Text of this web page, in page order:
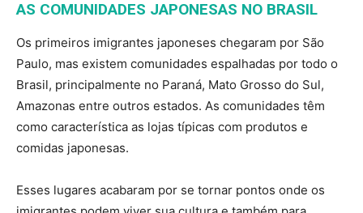
AS COMUNIDADES JAPONESAS NO BRASIL
Os primeiros imigrantes japoneses chegaram por São
Paulo, mas existem comunidades espalhadas por todo o
Brasil, principalmente no Paraná, Mato Grosso do Sul,
Amazonas entre outros estados. As comunidades têm
como característica as lojas típicas com produtos e
comidas japonesas.
Esses lugares acabaram por se tornar pontos onde os